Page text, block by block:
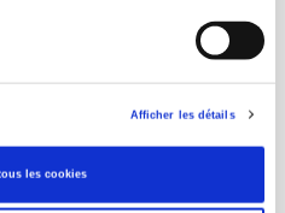
Afficher les détails
les cookies